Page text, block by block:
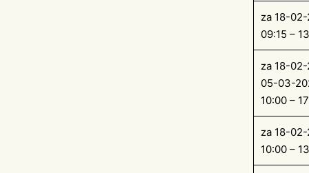
za 18-
09:15 –
za 18-
05-03-
10:00 –
za 18-
10:00 –